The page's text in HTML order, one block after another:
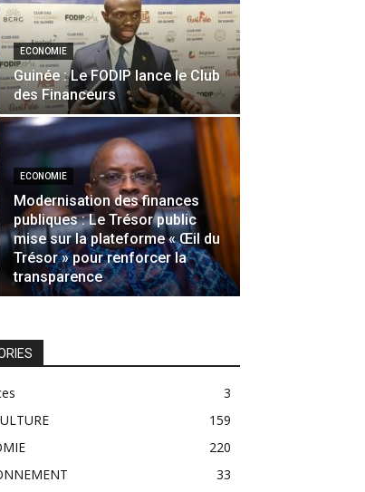
ECONOMIE
Guinée : Le FODIP lance le Club
des Financeurs
ECONOMIE
Modernisation des finances
publiques : Le Trésor public
mise sur la plateforme « Œil du
Trésor » pour renforcer la
transparence
3
159
220
33